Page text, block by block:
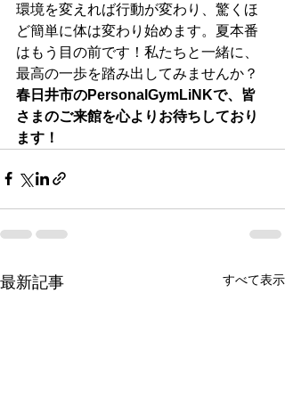
環境を変えれば行動が変わり、驚くほ
ど簡単に体は変わり始めます。夏本番
はもう目の前です！私たちと一緒に、
最高の一歩を踏み出してみませんか？
春日井市のPersonalGymLiNKで、皆
さまのご来館を心よりお待ちしており
ます！
最新記事 すべて表示